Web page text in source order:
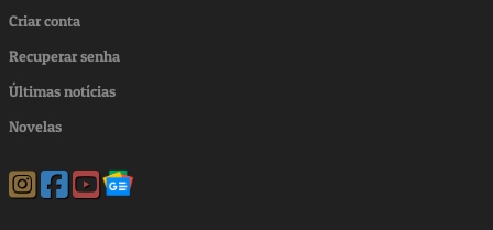
Criar conta
Recuperar senha
Últimas notícias
Novelas